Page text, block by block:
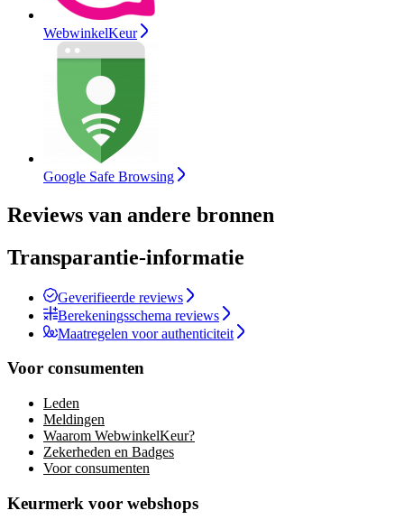
WebwinkelKeur
Google Safe Browsing
Reviews van andere bronnen
Transparantie-informatie
Geverifieerde reviews
Berekeningsschema reviews
Maatregelen voor authenticiteit
Voor consumenten
Leden
Meldingen
Waarom WebwinkelKeur?
Zekerheden en Badges
Voor consumenten
Keurmerk voor webshops